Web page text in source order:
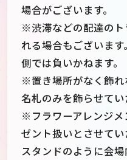
場合がございます。
※渋滞などの配達の
れる場合もございま
側では負いかねます。
※置き場所がなく飾れ
名札のみを飾らせてい
※フラワーアレンジメ
ゼント扱いとさせて
スタンドのように会